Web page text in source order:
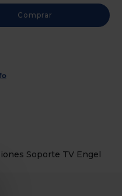
Comprar
Soporte TV Engel